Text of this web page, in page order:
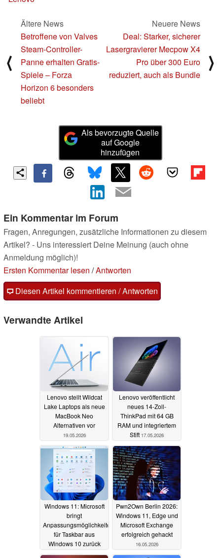
⟨
Ältere News
Betroffene von Valves
Steam-Controller-
Panne erhalten Gratis-
Spiele – Forza
Horizon 6 besonders
beliebt
Neuere News
Deal: Starker, sicherer
Lasergravierer Mecpow X4
Pro über 300 Euro
reduziert, auch als Bundle
⟩
Als bevorzugte Quelle
auf Google
hinzufügen
Ein Kommentar im Forum
Fragen, Anregungen, zusätzliche Informationen zu diesem
Artikel? - Uns interessiert Deine Meinung (auch ohne
Anmeldung möglich)!
Ersten Kommentar lesen /Antworten
Diesen Artikel kommentieren / Antworten
Verwandte Artikel
Lenovo stellt Wildcat
Lake Laptops als neue
MacBook Neo
Alternativen vor
19.05.2026
Lenovo veröffentlicht
neues 14-Zoll-
ThinkPad mit 64 GB
RAM und integriertem
Stift 17.05.2026
Windows 11: Microsoft
bringt
Anpassungsmöglichkeiten
für Taskbar aus
Windows 10 zurück
16.05.2026
Pwn2Own Berlin 2026:
Windows 11, Edge und
Microsoft Exchange
erfolgreich gehackt
16.05.2026